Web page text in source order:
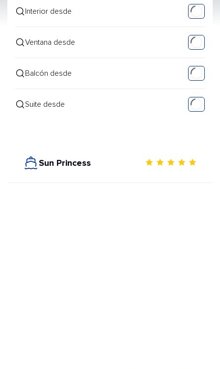
Interior desde
Ventana desde
Balcón desde
Suite desde
Sun Princess